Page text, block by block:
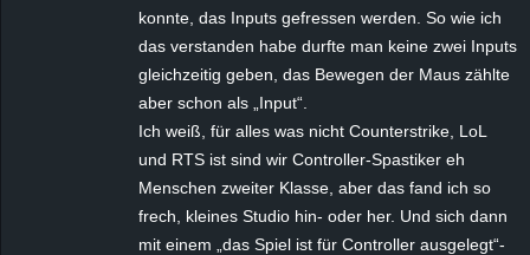
konnte, das Inputs gefressen werden. So wie ich
das verstanden habe durfte man keine zwei Inputs
gleichzeitig geben, das Bewegen der Maus zählte
aber schon als „Input“.
Ich weiß, für alles was nicht Counterstrike, LoL
und RTS ist sind wir Controller-Spastiker eh
Menschen zweiter Klasse, aber das fand ich so
frech, kleines Studio hin- oder her. Und sich dann
mit einem „das Spiel ist für Controller ausgelegt“-